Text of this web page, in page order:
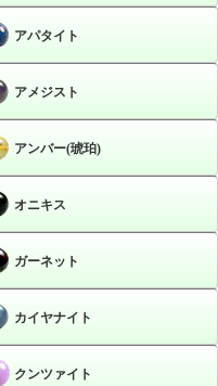
アパタイト
アメジスト
アンバー(琥珀)
オニキス
ガーネット
カイヤナイト
クンツァイト